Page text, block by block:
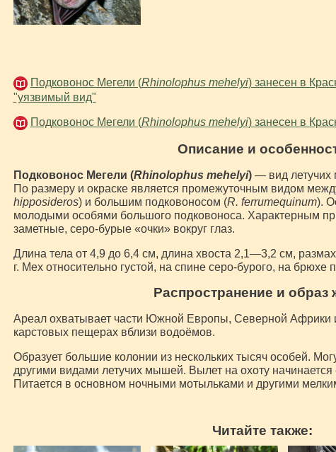
Подковонос Мегели (Rhinolophus mehelyi) занесен в
"уязвимый вид"
Подковонос Мегели (Rhinolophus mehelyi) занесен в
Описание и
Подковонос Мегели (Rhinolophus mehelyi)— вид летучих
По размеру и окраске является промежуточным видом
hipposideros) и большим подковоносом (R. ferrumequinum).
молодыми особями большого подковоноса. Характерным
заметные, серо-бурые «очки» вокруг глаз.
Длина тела от 4,9 до 6,4 см, длина хвоста 2,1—3,2 см,
г. Мех относительно густой, на спине серо-бурого, на брюхе
Распространение и образ
Ареал охватывает части Южной Европы, Северной Африки
карстовых пещерах вблизи водоёмов.
Образует большие колонии из нескольких тысяч особей.
другими видами летучих мышей. Вылет на охоту начинается
Питается в основном ночными мотыльками и другими
Читайте также: